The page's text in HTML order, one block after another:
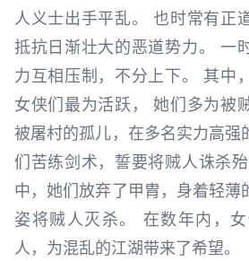
人义士出手平乱。 也时常有正
抵抗日渐壮大的恶道势力。 一
力互相压制，不分上下。 其中
女侠们最为活跃， 她们多为被
被屠村的孤儿，在多名实力高强
们苦练剑术，誓要将贼人诛杀
中，她们放弃了甲胄，身着轻薄
姿将贼人灭杀。 在数年内，
人，为混乱的江湖带来了希望。